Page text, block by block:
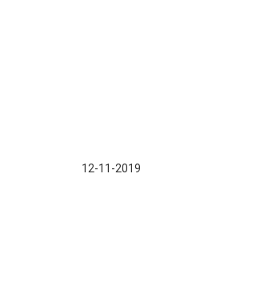
12-11-2019